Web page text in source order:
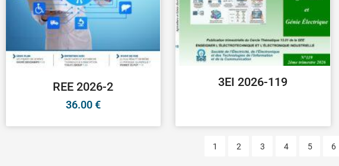
REE 2026-2
36.00€
3EI 2026-119
1 2 3 4 5 6